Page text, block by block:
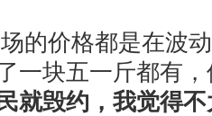
价格都是在波动
一块五一斤都有
就毁约，我觉得